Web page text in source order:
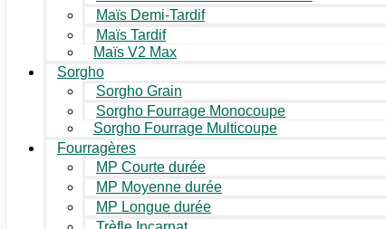
Maïs Demi-Tardif
Maïs Tardif
Maïs V2 Max
Sorgho
Sorgho Grain
Sorgho Fourrage Monocoupe
Sorgho Fourrage Multicoupe
Fourragères
MP Courte durée
MP Moyenne durée
MP Longue durée